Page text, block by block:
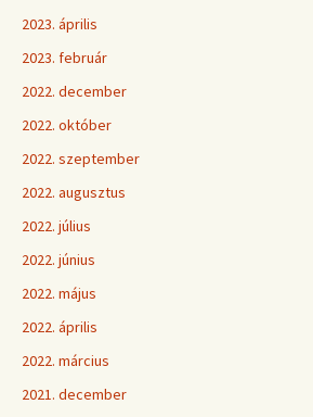
2023. április
2023. február
2022. december
2022. október
2022. szeptember
2022. augusztus
2022. július
2022. június
2022. május
2022. április
2022. március
2021. december